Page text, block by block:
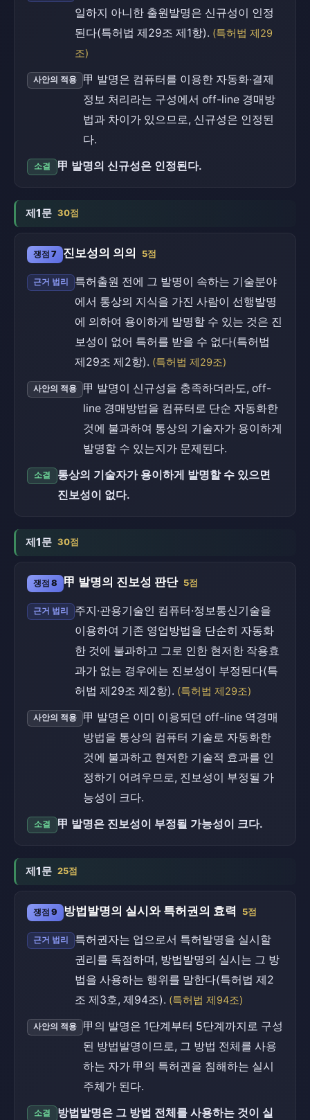
일하지 아니한 출원발명은 신규성이 인정
된다(특허법 제29조 제1항). (특허법 제29
조)
사안의 적용
甲 발명은 컴퓨터를 이용한 자동화·결제
정보 처리라는 구성에서 off-line 경매방
법과 차이가 있으므로, 신규성은 인정된
다.
소결 甲 발명의 신규성은 인정된다.
제1문 30점
쟁점 7 진보성의 의의 5점
근거 법리
특허출원 전에 그 발명이 속하는 기술분야
에서 통상의 지식을 가진 사람이 선행발명
에 의하여 용이하게 발명할 수 있는 것은 진
보성이 없어 특허를 받을 수 없다(특허법
제29조 제2항). (특허법 제29조)
사안의 적용
甲 발명이 신규성을 충족하더라도, off-
line 경매방법을 컴퓨터로 단순 자동화한
것에 불과하여 통상의 기술자가 용이하게
발명할 수 있는지가 문제된다.
소결
통상의 기술자가 용이하게 발명할 수 있으면
진보성이 없다.
제1문 30점
쟁점 8 甲 발명의 진보성 판단 5점
근거 법리
주지·관용기술인 컴퓨터·정보통신기술을
이용하여 기존 영업방법을 단순히 자동화
한 것에 불과하고 그로 인한 현저한 작용효
과가 없는 경우에는 진보성이 부정된다(특
허법 제29조 제2항). (특허법 제29조)
사안의 적용
甲 발명은 이미 이용되던 off-line 역경매
방법을 통상의 컴퓨터 기술로 자동화한
것에 불과하고 현저한 기술적 효과를 인
정하기 어려우므로, 진보성이 부정될 가
능성이 크다.
소결 甲 발명은 진보성이 부정될 가능성이 크다.
제1문 25점
쟁점 9 방법발명의 실시와 특허권의 효력 5점
근거 법리
특허권자는 업으로서 특허발명을 실시할
권리를 독점하며, 방법발명의 실시는 그 방
법을 사용하는 행위를 말한다(특허법 제2
조 제3호, 제94조). (특허법 제94조)
사안의 적용
甲의 발명은 1단계부터 5단계까지로 구성
된 방법발명이므로, 그 방법 전체를 사용
하는 자가 甲의 특허권을 침해하는 실시
주체가 된다.
소결
방법발명은 그 방법 전체를 사용하는 것이 실